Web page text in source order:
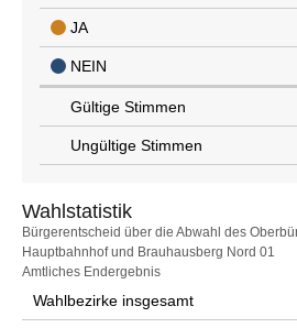
JA
NEIN
Gültige Stimmen
Ungültige Stimmen
Wahlstatistik
Wahlstatistik
Bürgerentscheid über die Abwahl des
Hauptbahnhof und Brauhausberg Nord 01
Amtliches Endergebnis
Wahlbezirke insgesamt